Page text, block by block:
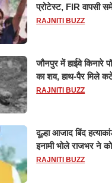
प्रोटेस्ट, FIR वापसी
सहमति
RAJNITI BUZZ
जौनपुर में हाईवे किनारे
का शव, हाथ-पैर मिले
RAJNITI BUZZ
दूल्हा आजाद बिंद
इनामी भोले राजभर ने
14 दिन के लिए भेजा
RAJNITI BUZZ